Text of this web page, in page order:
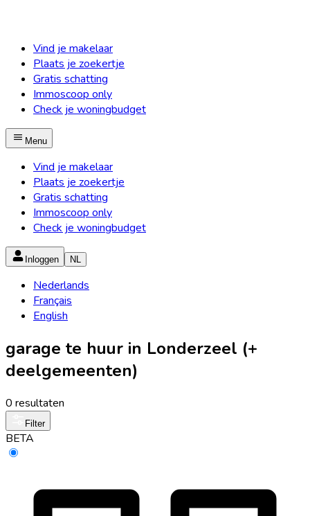
Vind je makelaar
Plaats je zoekertje
Gratis schatting
Immoscoop only
Check je woningbudget
Menu
Vind je makelaar
Plaats je zoekertje
Gratis schatting
Immoscoop only
Check je woningbudget
Inloggen NL
Nederlands
Français
English
garage te huur in Londerzeel (+
deelgemeenten)
0 resultaten
Filter
BETA